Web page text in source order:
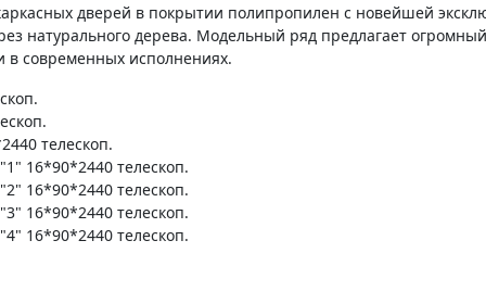
дверей в покрытии полипропилен с новейшей
натурального дерева. Модельный ряд предлагает
в современных исполнениях.
телескоп.
16*90*2440 телескоп.
16*90*2440 телескоп.
16*90*2440 телескоп.
16*90*2440 телескоп.